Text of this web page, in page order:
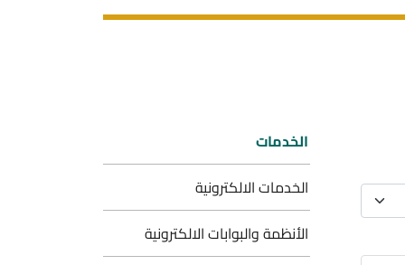
الخدمات
الخدمات الالكترونية
الأنظمة والبوابات الالكترونية